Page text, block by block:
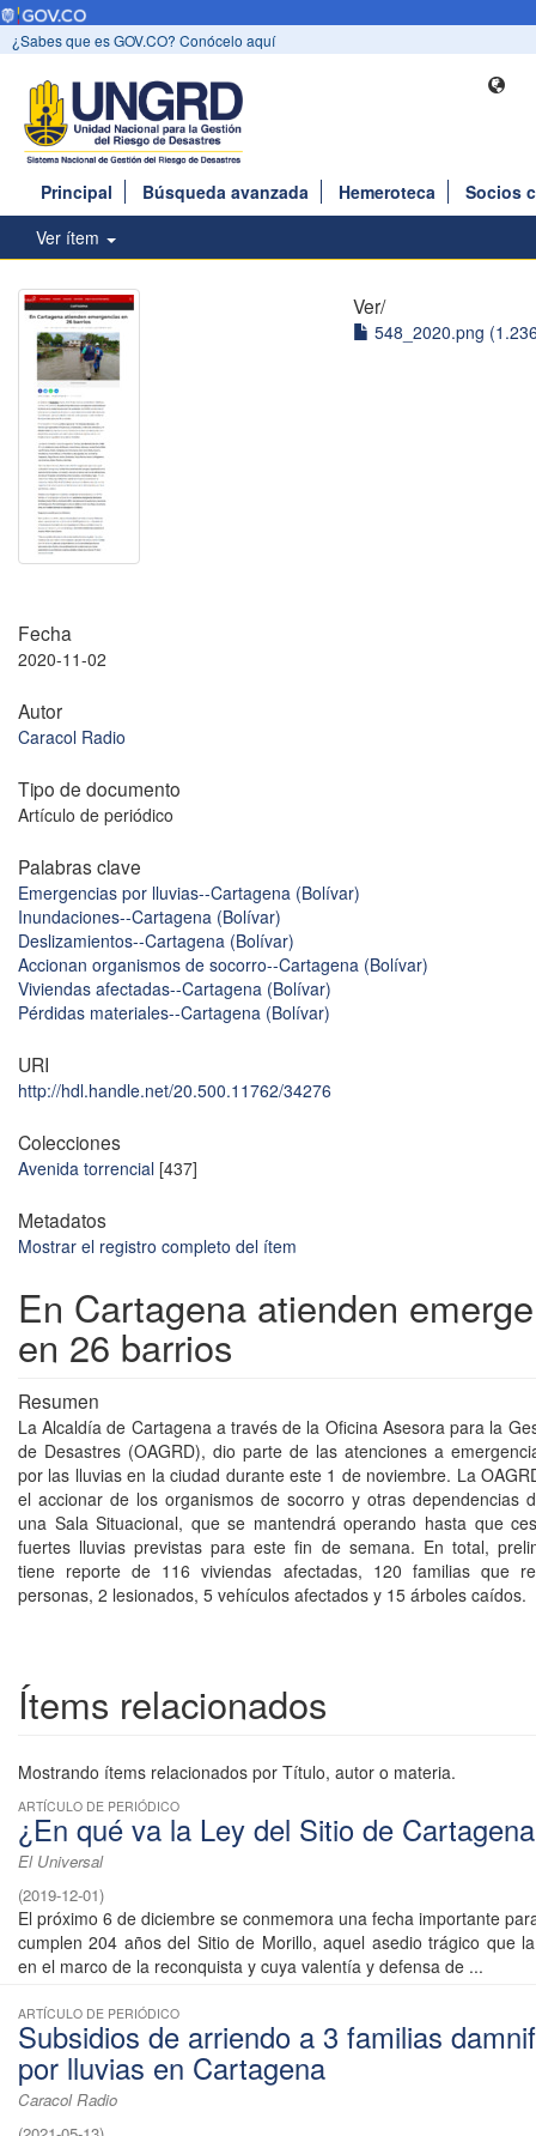
¿Sabes que es GOV.CO? Conócelo aquí
Principal Búsqueda avanzada Hemeroteca
Socios
Ver ítem
Ver/
548_2020.png
Fecha
2020-11-02
Autor
Caracol Radio
Tipo de documento
Artículo de periódico
Palabras clave
Emergencias por lluvias--Cartagena (Bolívar)
Inundaciones--Cartagena (Bolívar)
Deslizamientos--Cartagena (Bolívar)
Accionan organismos de socorro--Cartagena (Bolívar)
Viviendas afectadas--Cartagena (Bolívar)
Pérdidas materiales--Cartagena (Bolívar)
URI
http://hdl.handle.net/20.500.11762/34276
Colecciones
Avenida torrencial [437]
Metadatos
Mostrar el registro completo del ítem
En Cartagena atienden
en 26 barrios
Resumen
La Alcaldía de Cartagena a través de la Oficina Asesora para la
de Desastres (OAGRD), dio parte de las atenciones a
por las lluvias en la ciudad durante este 1 de noviembre. La
el accionar de los organismos de socorro y otras dependencias
una Sala Situacional, que se mantendrá operando hasta que
fuertes lluvias previstas para este fin de semana. En total,
tiene reporte de 116 viviendas afectadas, 120 familias que
personas, 2 lesionados, 5 vehículos afectados y 15 árboles caídos.
Ítems relacionados
Mostrando ítems relacionados por Título, autor o materia.
ARTÍCULO DE PERIÓDICO
¿En qué va la Ley del Sitio de
El Universal
(2019-12-01)
El próximo 6 de diciembre se conmemora una fecha importante
cumplen 204 años del Sitio de Morillo, aquel asedio trágico que
en el marco de la reconquista y cuya valentía y defensa de ...
ARTÍCULO DE PERIÓDICO
Subsidios de arriendo a 3 familias
por lluvias en Cartagena
Caracol Radio